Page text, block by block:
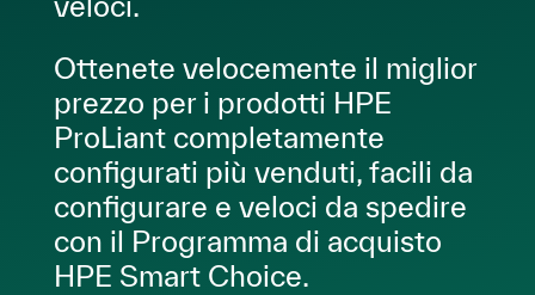
Ottenete velocemente il miglior
prezzo per i prodotti HPE
ProLiant completamente
configurati più venduti, facili da
configurare e veloci da spedire
con il Programma di acquisto
HPE Smart Choice.